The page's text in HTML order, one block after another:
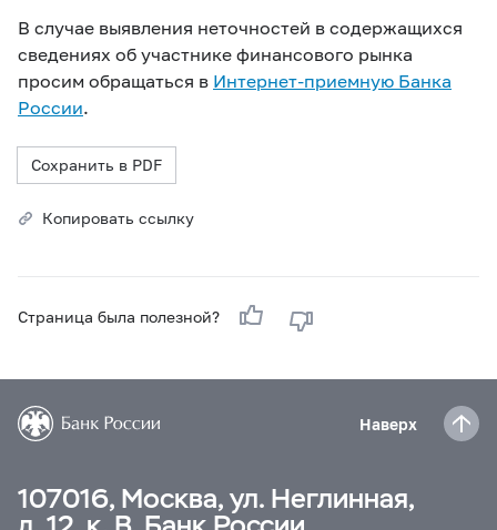
В случае выявления неточностей в содержащихся
сведениях об участнике финансового рынка
просим обращаться в Интернет-приемную Банка
России.
Сохранить в PDF
Копировать ссылку
Страница была полезной?
Наверх
107016, Москва, ул. Неглинная,